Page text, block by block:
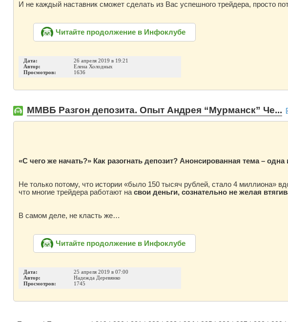
И не каждый наставник сможет сделать из Вас успешного трейдера, просто
Читайте продолжение в Инфоклубе
Дата:
26 апреля 2019 в 19:21
Автор:
Елена Холодных
Просмотров:
1636
ММВБ Разгон депозита. Опыт Андрея “Мурманск” Че...
«С чего же начать?» Как разогнать депозит? Анонсированная тема –
Не только потому, что истории «было 150 тысяч рублей, стало 4 миллиона»
что многие трейдера работают насвои деньги, сознательно не желая
В самом деле, не класть же…
Читайте продолжение в Инфоклубе
Дата:
25 апреля 2019 в 07:00
Автор:
Надежда Деревянко
Просмотров:
1745